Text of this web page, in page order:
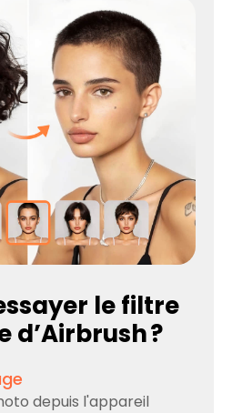
le filtre
d’Airbrush ?
depuis l'appareil